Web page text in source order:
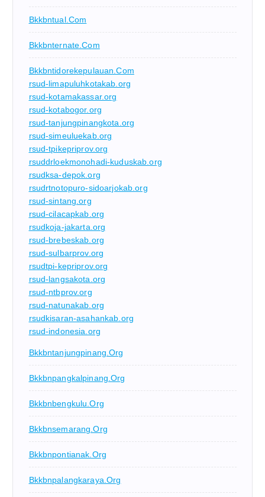
Bkkbntual.com
Bkkbnternate.com
Bkkbntidorekepulauan.com
rsud-limapuluhkotakab.org
rsud-kotamakassar.org
rsud-kotabogor.org
rsud-tanjungpinangkota.org
rsud-simeuluekab.org
rsud-tpikepriprov.org
rsuddrloekmonohadi-kuduskab.org
rsudksa-depok.org
rsudrtnotopuro-sidoarjokab.org
rsud-sintang.org
rsud-cilacapkab.org
rsudkoja-jakarta.org
rsud-brebeskab.org
rsud-sulbarprov.org
rsudtpi-kepriprov.org
rsud-langsakota.org
rsud-ntbprov.org
rsud-natunakab.org
rsudkisaran-asahankab.org
rsud-indonesia.org
Bkkbntanjungpinang.org
Bkkbnpangkalpinang.org
Bkkbnbengkulu.org
Bkkbnsemarang.org
Bkkbnpontianak.org
Bkkbnpalangkaraya.org